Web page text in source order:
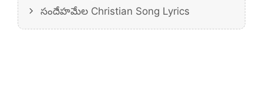
సందేహమేల Christian Song Lyrics